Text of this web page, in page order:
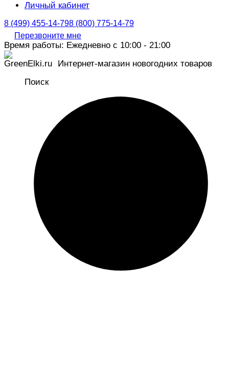
Личный кабинет
8 (499) 455-14-798 (800) 775-14-79
Перезвоните мне
Время работы: Ежедневно с 10:00 - 21:00
Интернет-магазин новогодних товаров
Поиск